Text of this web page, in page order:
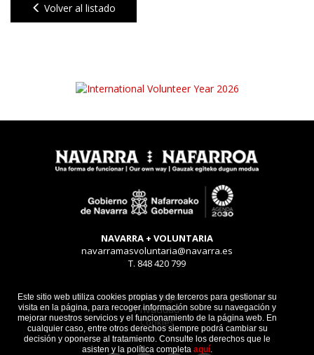
Este sitio web utiliza cookies propias y de terceros para gestionar su
visita en la página, para recoger información sobre su navegación y
mejorar nuestros servicios y el funcionamiento de la página web. En
cualquier caso, entre otros derechos siempre podrá cambiar su
decisión y oponerse al tratamiento. Consulte los derechos que le
asisten y la política completa aquí.
Volver al listado
NAVARRA + VOLUNTARIA
navarramasvoluntaria@navarra.es
T. 848 420 799
Aviso legal
Privacidad
Cookies